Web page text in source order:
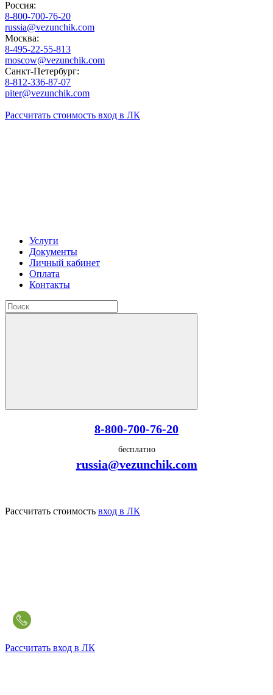
Россия:
8-800-700-76-20
russia@vezunchik.com
Москва:
8-495-22-55-813
moscow@vezunchik.com
Санкт-Петербург:
8-812-336-87-07
piter@vezunchik.com
Рассчитать стоимость вход в ЛК
Услуги
Документы
Личный кабинет
Оплата
Контакты
8-800-700-76-20
бесплатно
russia@vezunchik.com
Рассчитать стоимость вход в ЛК
Рассчитать вход в ЛК